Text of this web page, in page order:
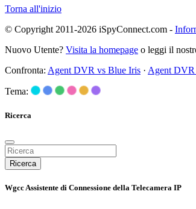
Torna all'inizio
© Copyright 2011-2026 iSpyConnect.com -
Nuovo Utente? Visita la homepage o leggi il
Confronta: Agent DVR vs Blue Iris · Agent DVR
Tema:
Ricerca
Ricerca
Wgcc Assistente di Connessione della Telecamera IP